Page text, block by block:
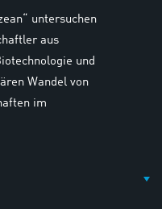
untersuchen
aus
und
Wandel von
im